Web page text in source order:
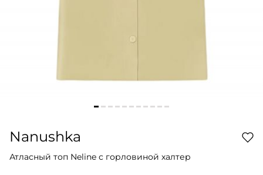
Nanushka
Атласный топ Neline с горловиной халтер